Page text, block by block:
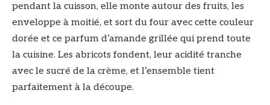
pendant la cuisson, elle monte autour des fruits, les
enveloppe à moitié, et sort du four avec cette couleur
dorée et ce parfum d’amande grillée qui prend toute
la cuisine. Les abricots fondent, leur acidité tranche
avec le sucré de la crème, et l’ensemble tient
parfaitement à la découpe.